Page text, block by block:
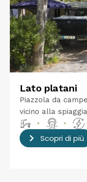
Lato platani
Piazzola da
vicino alla spiaggia
•
•
Scopri di più